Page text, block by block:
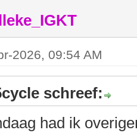
2026, 09:54 AM
schreef:
had ik